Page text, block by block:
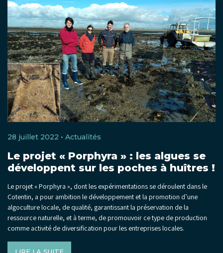
28 juillet 2022 • Actualités
Le projet « Porphyra » : les algues se
développent sur les poches à huîtres !
Le projet « Porphyra », dont les expérimentations se déroulent dans le
Cotentin, a pour ambition le développement et la promotion d’une
algoculture locale, de qualité, garantissant la préservation de la
ressource naturelle, et à terme, de promouvoir ce type de production
comme activité de diversification pour les entreprises locales.